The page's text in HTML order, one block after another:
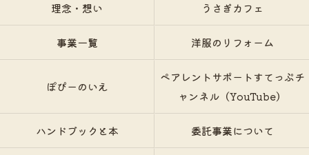
理念・想い うさぎカフェ
事業一覧 洋服のリフォーム
ぽぴーのいえ
ペアレントサポートすてっぷチ
ャンネル（YouTube）
ハンドブックと本 委託事業について